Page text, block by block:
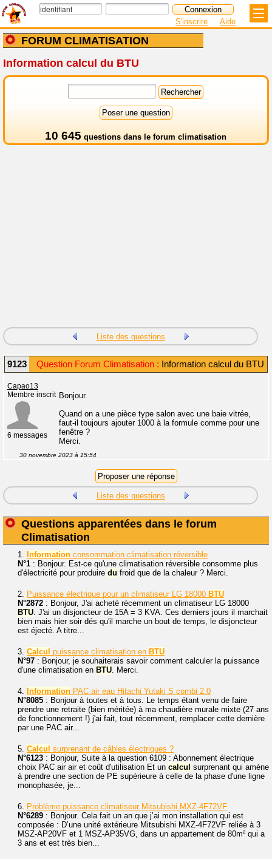
FORUM CLIMATISATION
S'inscrire Aide
Information calcul du BTU
10 645 questions dans le forum climatisation
Liste des questions
9123 Question Forum Climatisation : Information calcul du BTU
Capao13
Membre inscrit
6 messages
Bonjour.
Quand on a une pièce type salon avec une baie vitrée,
faut-il toujours ajouter 1000 à la formule comme pour une
fenêtre ?
Merci.
30 novembre 2023 à 15:54
Liste des questions
Questions apparentées dans le forum
Climatisation
1. Information consommation climatisation réversible
N°1 : Bonjour. Est-ce qu'une climatisation réversible consomme plus
d'électricité pour produire du froid que de la chaleur ? Merci.
2. Puissance électrique pour un climatiseur LG 18000 BTU
N°2872 : Bonjour, J'ai acheté récemment un climatiseur LG 18000
BTU. J'ai un disjoncteur de 15A = 3 KVA. Ces derniers jours il marchait
bien mais hier soir dés qu'il marche un bout de temps, le disjoncteur
est éjecté. A titre...
3. Calcul puissance climatisation en BTU
N°97 : Bonjour, je souhaiterais savoir comment calculer la puissance
d'une climatisation en BTU. Merci.
4. Information PAC air eau Hitachi Yutaki S combi 2.0
N°8085 : Bonjour à toutes et à tous. Le temps étant venu de faire
prendre une retraite (bien méritée) à ma chaudière murale mixte (27 ans
de fonctionnement !) j'ai fait, tout récemment, remplacer cette dernière
par une PAC air...
5. Calcul surprenant de câbles électriques ?
N°6123 : Bonjour, Suite à la question 6109 : Abonnement électrique
choix PAC air air et coût d'utilisation Et un calcul surprenant qui amène
à prendre une section de PE supérieure à celle de la phase d'une ligne
monophasée, je...
6. Problème puissance climatiseur Mitsubishi MXZ-4F72VF
N°6289 : Bonjour. Cela fait un an que j’ai mon installation qui est
composée : D’une unité extérieure Mitsubishi MXZ-4F72VF reliée à 3
MSZ-AP20VF et 1 MSZ-AP35VG, dans un appartement de 80m² qui a
3 ans et est très bien...